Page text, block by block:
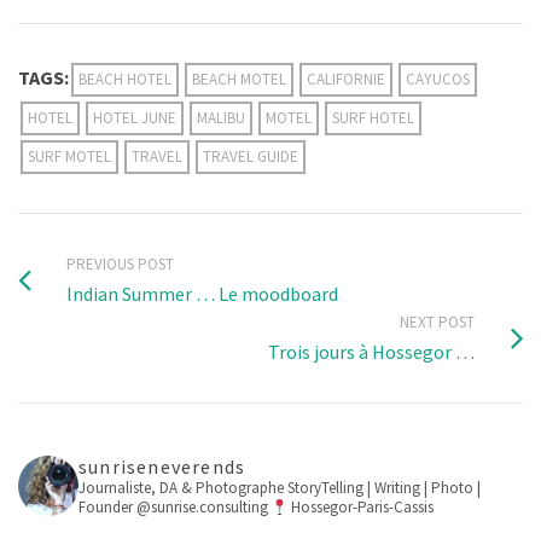
TAGS: BEACH HOTEL BEACH MOTEL CALIFORNIE
CAYUCOS
HOTEL
HOTEL JUNE MALIBU MOTEL
SURF HOTEL
SURF MOTEL
TRAVEL TRAVEL GUIDE
PREVIOUS POST
Indian Summer … Le moodboard
NEXT POST
Trois jours à Hossegor …
sunriseneverends
Journaliste, DA & PhotographeStoryTelling | Writing | Photo |
Founder @sunrise.consulting
Hossegor-Paris-Cassis